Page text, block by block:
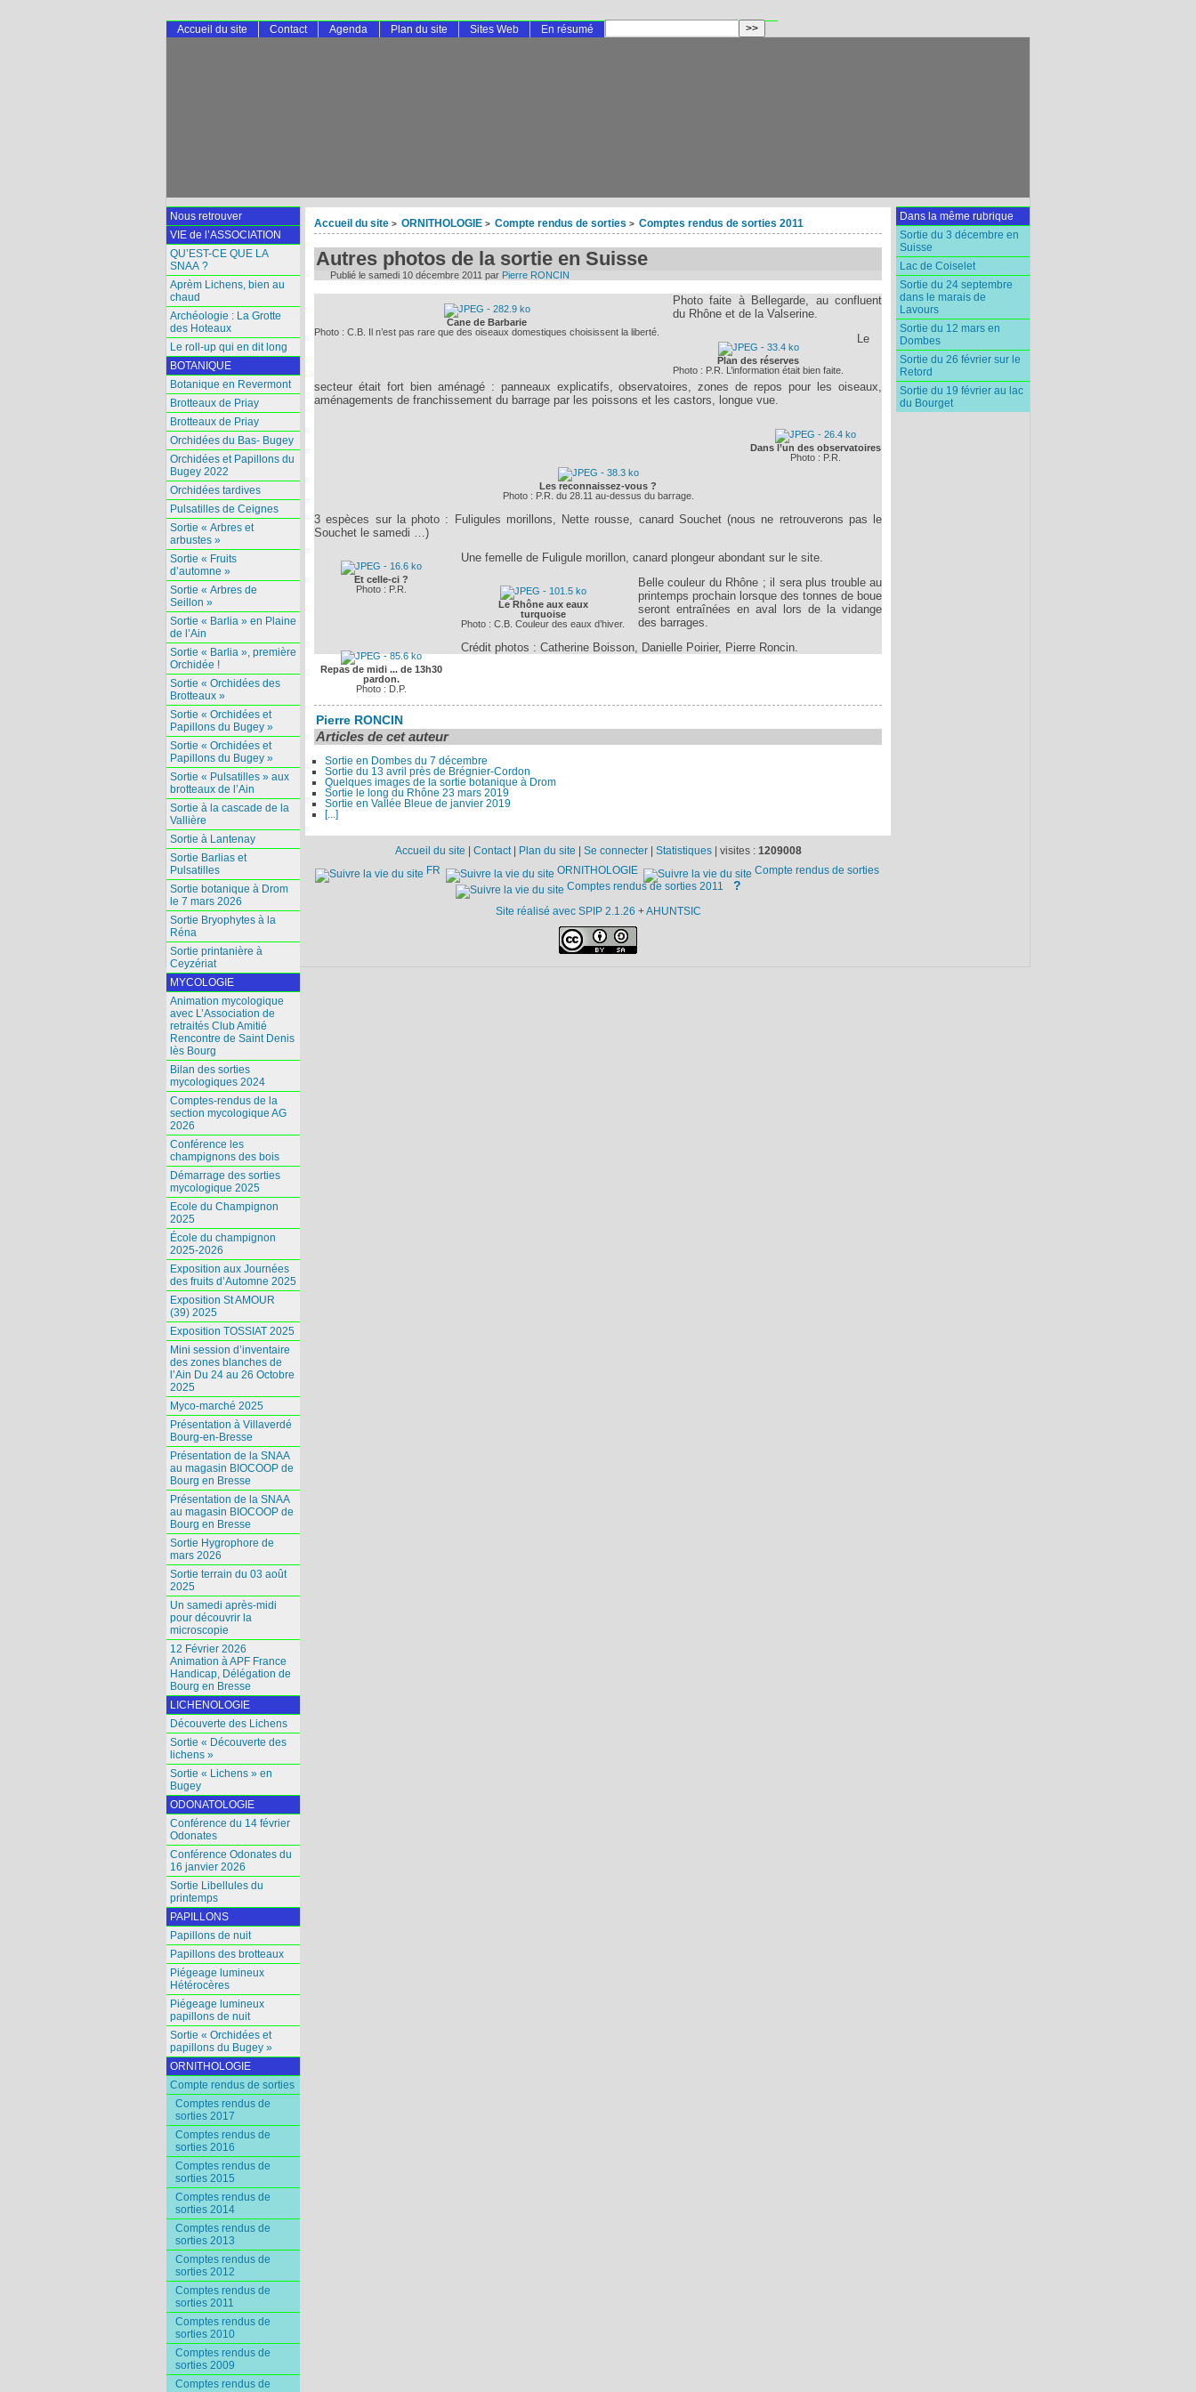
Accueil du site > ORNITHOLOGIE > Compte rendus de sorties > Comptes rendus de sorties 2011
Autres photos de la sortie en Suisse
Publié le samedi 10 décembre 2011 par Pierre RONCIN
Cane de Barbarie
Photo : C.B. Il n’est pas rare que des oiseaux domestiques choisissent la liberté.
Photo faite à Bellegarde, au confluent
du Rhône et de la Valserine.
Plan des réserves
Photo : P.R. L’information était bien faite.
Le
secteur était fort bien aménagé : panneaux explicatifs, observatoires, zones de repos pour les oiseaux,
aménagements de franchissement du barrage par les poissons et les castors, longue vue.
Dans l’un des observatoires
Photo : P.R.
Les reconnaissez-vous ?
Photo : P.R. du 28.11 au-dessus du barrage.
3 espèces sur la photo : Fuligules morillons, Nette rousse, canard Souchet (nous ne retrouverons pas le
Souchet le samedi …)
Et celle-ci ?
Photo : P.R.
Une femelle de Fuligule morillon, canard plongeur abondant sur le site.
Le Rhône aux eaux
turquoise
Photo : C.B. Couleur des eaux d’hiver.
Belle couleur du Rhône ; il sera plus trouble au
printemps prochain lorsque des tonnes de boue
seront entraînées en aval lors de la vidange
des barrages.
Repas de midi ... de 13h30
pardon.
Photo : D.P.
Crédit photos : Catherine Boisson, Danielle Poirier, Pierre Roncin.
Pierre RONCIN
Articles de cet auteur
Sortie en Dombes du 7 décembre
Sortie du 13 avril près de Brégnier-Cordon
Quelques images de la sortie botanique à Drom
Sortie le long du Rhône 23 mars 2019
Sortie en Vallée Bleue de janvier 2019
[...]
Dans la même rubrique
Sortie du 3 décembre en
Suisse
Lac de Coiselet
Sortie du 24 septembre
dans le marais de
Lavours
Sortie du 12 mars en
Dombes
Sortie du 26 février sur le
Retord
Sortie du 19 février au lac
du Bourget
Accueil du site Contact Agenda Plan du site Sites Web En résumé
Nous retrouver
VIE de l’ASSOCIATION
QU’EST-CE QUE LA
SNAA ?
Aprèm Lichens, bien au
chaud
Archéologie : La Grotte
des Hoteaux
Le roll-up qui en dit long
BOTANIQUE
Botanique en Revermont
Brotteaux de Priay
Brotteaux de Priay
Orchidées du Bas- Bugey
Orchidées et Papillons du
Bugey 2022
Orchidées tardives
Pulsatilles de Ceignes
Sortie « Arbres et
arbustes »
Sortie « Fruits
d’automne »
Sortie « Arbres de
Seillon »
Sortie « Barlia » en Plaine
de l’Ain
Sortie « Barlia », première
Orchidée !
Sortie « Orchidées des
Brotteaux »
Sortie « Orchidées et
Papillons du Bugey »
Sortie « Orchidées et
Papillons du Bugey »
Sortie « Pulsatilles » aux
brotteaux de l’Ain
Sortie à la cascade de la
Vallière
Sortie à Lantenay
Sortie Barlias et
Pulsatilles
Sortie botanique à Drom
le 7 mars 2026
Sortie Bryophytes à la
Réna
Sortie printanière à
Ceyzériat
MYCOLOGIE
Animation mycologique
avec L’Association de
retraités Club Amitié
Rencontre de Saint Denis
lès Bourg
Bilan des sorties
mycologiques 2024
Comptes-rendus de la
section mycologique AG
2026
Conférence les
champignons des bois
Démarrage des sorties
mycologique 2025
Ecole du Champignon
2025
École du champignon
2025-2026
Exposition aux Journées
des fruits d’Automne 2025
Exposition St AMOUR
(39) 2025
Exposition TOSSIAT 2025
Mini session d’inventaire
des zones blanches de
l’Ain Du 24 au 26 Octobre
2025
Myco-marché 2025
Présentation à Villaverdé
Bourg-en-Bresse
Présentation de la SNAA
au magasin BIOCOOP de
Bourg en Bresse
Présentation de la SNAA
au magasin BIOCOOP de
Bourg en Bresse
Sortie Hygrophore de
mars 2026
Sortie terrain du 03 août
2025
Un samedi après-midi
pour découvrir la
microscopie
12 Février 2026
Animation à APF France
Handicap, Délégation de
Bourg en Bresse
LICHENOLOGIE
Découverte des Lichens
Sortie « Découverte des
lichens »
Sortie « Lichens » en
Bugey
ODONATOLOGIE
Conférence du 14 février
Odonates
Conférence Odonates du
16 janvier 2026
Sortie Libellules du
printemps
PAPILLONS
Papillons de nuit
Papillons des brotteaux
Piégeage lumineux
Hétérocères
Piégeage lumineux
papillons de nuit
Sortie « Orchidées et
papillons du Bugey »
ORNITHOLOGIE
Compte rendus de sorties
Comptes rendus de
sorties 2017
Comptes rendus de
sorties 2016
Comptes rendus de
sorties 2015
Comptes rendus de
sorties 2014
Comptes rendus de
sorties 2013
Comptes rendus de
sorties 2012
Comptes rendus de
sorties 2011
Comptes rendus de
sorties 2010
Comptes rendus de
sorties 2009
Comptes rendus de
Accueil du site | Contact| Plan du site | Se connecter| Statistiques| visites : 1209008
FR
ORNITHOLOGIE
Compte rendus de sorties
Comptes rendus de sorties 2011
?
Site réalisé avec SPIP 2.1.26 +AHUNTSIC